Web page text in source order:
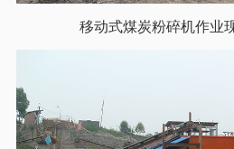
移动式煤炭粉碎机作业